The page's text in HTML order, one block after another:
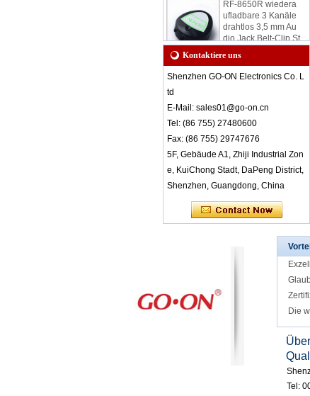
ufladbare 3 Kanäle
drahtlos 3,5 mm Au
dio Jack Belt-Clip St
ereo tragbarer stiller
und Party
tereo-Audioempfän
geben verschieden
e Kanäle an
RF-608 3 Kanäle Sti
lle Disco-Kopfhörer
mit Komfort für Unte
rricht oder Konferen
z
RF-608 Bequemes
Tragen von stillen D
isco-Kopfhörern mit
guter Klangqualität
k Sale wiederauflad
bare 3-Kanal-Silent
Werksgroßhandel T
astatursteuerung Fa
szinierende LED-Le
Kontaktiere uns
Shenzhen GO-ON Electronics Co. L
td
E-Mail: sales01@go-on.cn
Tel: (86 755) 27480600
Fax: (86 755) 29747676
5F, Gebäude A1, Zhiji Industrial Zon
e, KuiChong Stadt, DaPeng District,
Shenzhen, Guangdong, China
Die
Tel: